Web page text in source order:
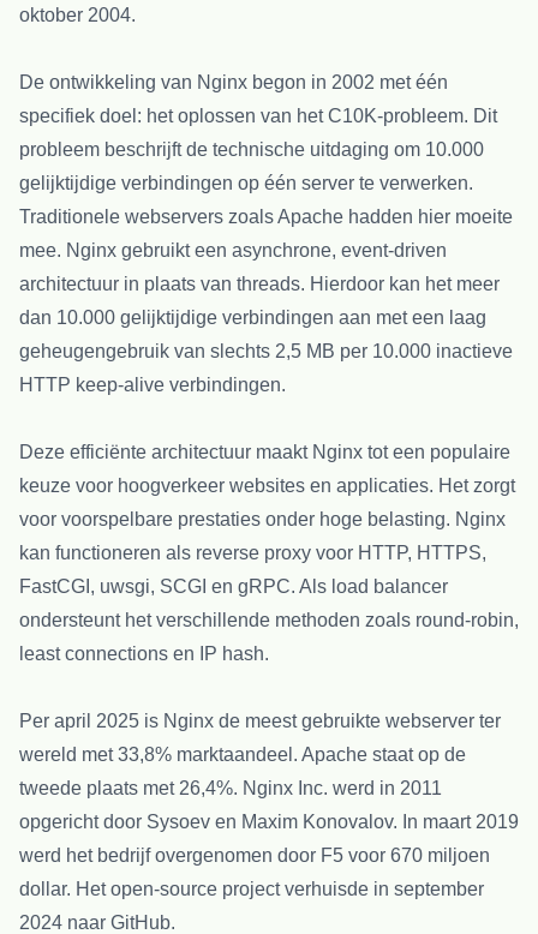
oktober 2004.
De ontwikkeling van Nginx begon in 2002 met één
specifiek doel: het oplossen van het C10K-probleem. Dit
probleem beschrijft de technische uitdaging om 10.000
gelijktijdige verbindingen op één server te verwerken.
Traditionele webservers zoals Apache hadden hier moeite
mee. Nginx gebruikt een asynchrone, event-driven
architectuur in plaats van threads. Hierdoor kan het meer
dan 10.000 gelijktijdige verbindingen aan met een laag
geheugengebruik van slechts 2,5 MB per 10.000 inactieve
HTTP keep-alive verbindingen.
Deze efficiënte architectuur maakt Nginx tot een populaire
keuze voor hoogverkeer websites en applicaties. Het zorgt
voor voorspelbare prestaties onder hoge belasting. Nginx
kan functioneren als reverse proxy voor HTTP, HTTPS,
FastCGI, uwsgi, SCGI en gRPC. Als load balancer
ondersteunt het verschillende methoden zoals round-robin,
least connections en IP hash.
Per april 2025 is Nginx de meest gebruikte webserver ter
wereld met 33,8% marktaandeel. Apache staat op de
tweede plaats met 26,4%. Nginx Inc. werd in 2011
opgericht door Sysoev en Maxim Konovalov. In maart 2019
werd het bedrijf overgenomen door F5 voor 670 miljoen
dollar. Het open-source project verhuisde in september
2024 naar GitHub.